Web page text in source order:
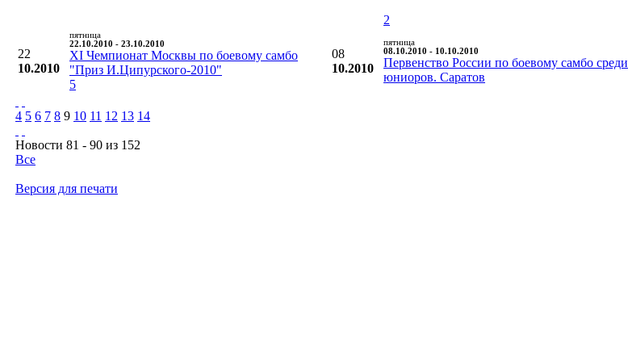
2
22
10.2010
пятница
22.10.2010 - 23.10.2010
XI Чемпионат Москвы по боевому самбо
"Приз И.Ципурского-2010"
5
08
10.2010
пятница
08.10.2010 - 10.10.2010
Первенство России по боевому самбо среди
юниоров. Саратов
4 5 6 7 8 9 10 11 12 13 14
Новости 81 - 90 из 152
Все
Версия для печати